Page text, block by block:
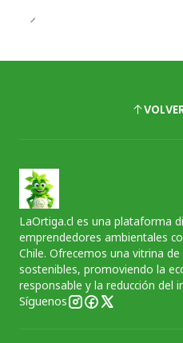
LaOrtiga.cl es una plataforma
emprendedores ambientales
Chile. Ofrecemos una vitrina
sostenibles, promoviendo la
responsable y la reducción del
Síguenos